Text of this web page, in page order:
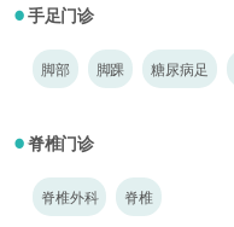
●手足门诊
脚部 脚踝 糖尿病足
●脊椎门诊
脊椎外科 脊椎